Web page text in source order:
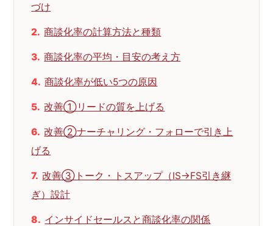
づけ
商談化率の計算方法と種類
商談化率の平均・目安の考え方
商談化率が低い5つの原因
改善①リードの質を上げる
改善②ナーチャリング・フォローで引き上
げる
改善③トーク・トスアップ（IS→FS引き継
ぎ）設計
インサイドセールスと商談化率の関係